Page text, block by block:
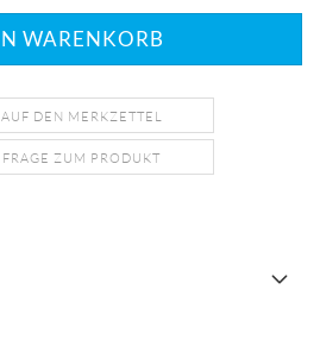
AUF DEN MERKZETTEL
FRAGE ZUM PRODUKT